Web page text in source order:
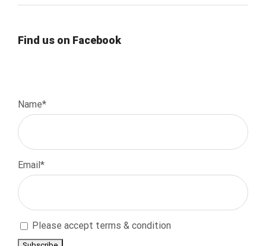
Find us on Facebook
Name*
Email*
Please accept terms & condition